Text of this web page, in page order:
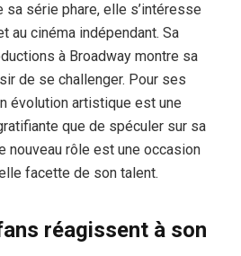
série phare, elle s’intéresse
au cinéma indépendant. Sa
à Broadway montre sa
de se challenger. Pour ses
évolution artistique est une
que de spéculer sur sa
nouveau rôle est une occasion
facette de son talent.
réagissent à son